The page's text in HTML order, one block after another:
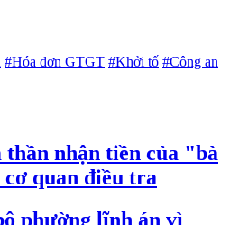
#Hóa đơn GTGT #Khởi tố #Công an
thần nhận tiền của "bà
quan điều tra
phường lĩnh án vì